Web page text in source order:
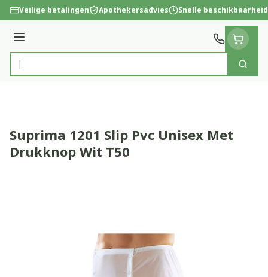
Ga naar de inhoud
Veilige betalingen Apothekersadvies Snelle beschikbaarheid
Menu
Product, merk, categorie...
Zoek
Suprima 1201 Slip Pvc Unisex Met
Drukknop Wit T50